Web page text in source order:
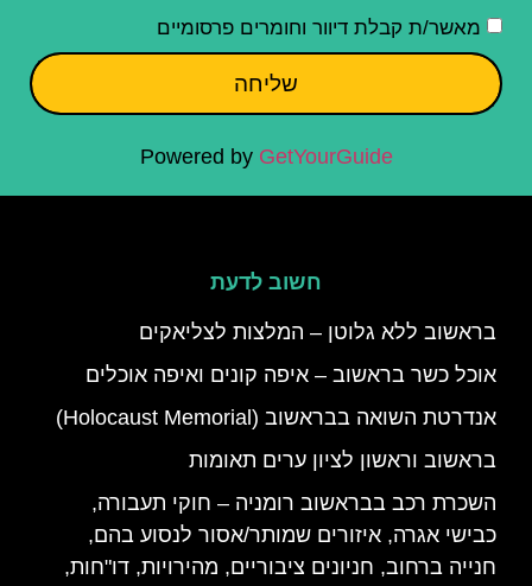
מאשר/ת קבלת דיוור וחומרים פרסומיים
שליחה
Powered by GetYourGuide
חשוב לדעת
בראשוב ללא גלוטן – המלצות לצליאקים
אוכל כשר בראשוב – איפה קונים ואיפה אוכלים
אנדרטת השואה בבראשוב (Holocaust Memorial)
בראשוב וראשון לציון ערים תאומות
השכרת רכב בבראשוב רומניה – חוקי תעבורה,
כבישי אגרה, איזורים שמותר/אסור לנסוע בהם,
חנייה ברחוב, חניונים ציבוריים, מהירויות, דו"חות,